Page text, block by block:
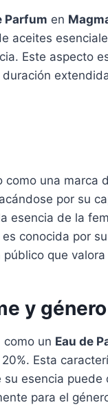
Parfum en
aceites
Este aspecto
como una marca
por su
esencia de la
es conocida por
que
y género
como un Eau de
Esta
esencia
para el